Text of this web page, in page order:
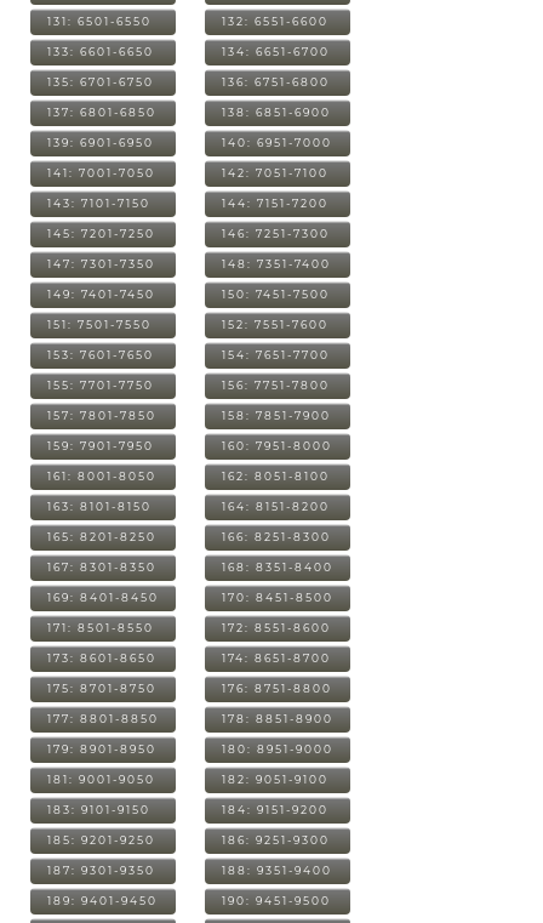
131: 6501-6550 132: 6551-6600
133: 6601-6650 134: 6651-6700
135: 6701-6750 136: 6751-6800
137: 6801-6850 138: 6851-6900
139: 6901-6950 140: 6951-7000
141: 7001-7050 142: 7051-7100
143: 7101-7150 144: 7151-7200
145: 7201-7250 146: 7251-7300
147: 7301-7350 148: 7351-7400
149: 7401-7450 150: 7451-7500
151: 7501-7550 152: 7551-7600
153: 7601-7650 154: 7651-7700
155: 7701-7750 156: 7751-7800
157: 7801-7850 158: 7851-7900
159: 7901-7950 160: 7951-8000
161: 8001-8050 162: 8051-8100
163: 8101-8150 164: 8151-8200
165: 8201-8250 166: 8251-8300
167: 8301-8350 168: 8351-8400
169: 8401-8450 170: 8451-8500
171: 8501-8550 172: 8551-8600
173: 8601-8650 174: 8651-8700
175: 8701-8750 176: 8751-8800
177: 8801-8850 178: 8851-8900
179: 8901-8950 180: 8951-9000
181: 9001-9050 182: 9051-9100
183: 9101-9150 184: 9151-9200
185: 9201-9250 186: 9251-9300
187: 9301-9350 188: 9351-9400
189: 9401-9450 190: 9451-9500